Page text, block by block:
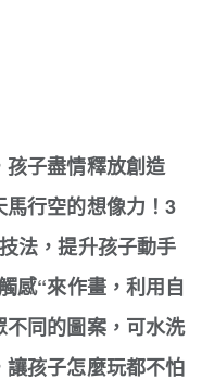
子盡情釋放創造
行空的想像力！3
法，提升孩子動手
感“來作畫，利用自
同的圖案，可水洗
孩子怎麼玩都不怕